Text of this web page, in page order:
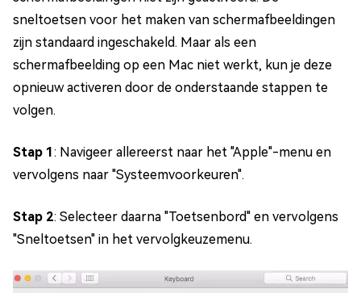
sneltoetsen voor het maken van schermafbeeldingen
zijn standaard ingeschakeld. Maar als een
schermafbeelding op een Mac niet werkt, kun je deze
opnieuw activeren door de onderstaande stappen te
volgen.
Stap 1: Navigeer allereerst naar het "Apple"-menu en
vervolgens naar "Systeemvoorkeuren".
Stap 2: Selecteer daarna "Toetsenbord" en vervolgens
"Sneltoetsen" in het vervolgkeuzemenu.